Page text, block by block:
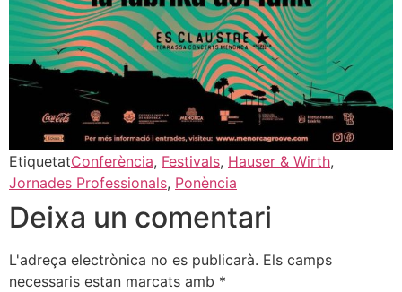
EtiquetatConferència, Festivals, Hauser & Wirth,
Jornades Professionals, Ponència
Deixa un comentari
L'adreça electrònica no es publicarà. Els camps
necessaris estan marcats amb *